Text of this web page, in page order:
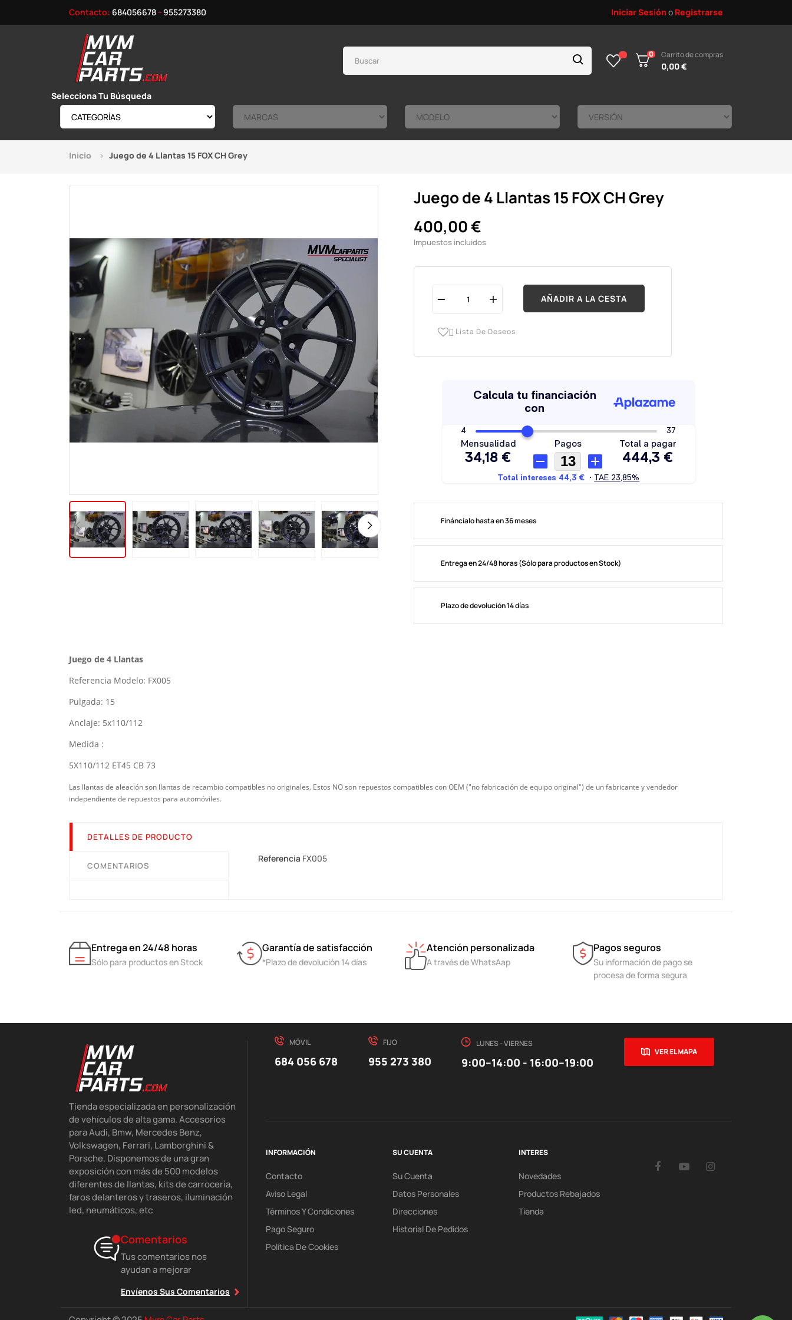
Contacto: 684056678- 955273380 Iniciar Sesión o Registrarse
0 Carrito de compras
0,00 €
Selecciona Tu Búsqueda
Inicio Juego de 4 Llantas 15 FOX CH Grey
Juego de 4 Llantas 15 FOX CH Grey
400,00 €
Impuestos incluidos
AÑADIR A LA CESTA
 Lista De Deseos
Fináncialo hasta en 36 meses
Entrega en 24/48 horas (Sólo para productos en Stock)
Plazo de devolución 14 días
Juego de 4 Llantas
Referencia Modelo: FX005
Pulgada: 15
Anclaje: 5x110/112
Medida :
5X110/112 ET45 CB 73
Las llantas de aleación son llantas de recambio compatibles no originales. Estos NO son repuestos compatibles con OEM ("no fabricación de equipo original") de un fabricante y vendedor
independiente de repuestos para automóviles.
DETALLES DE PRODUCTO
COMENTARIOS
Referencia FX005
Entrega en 24/48 horas
Sólo para productos en Stock
Garantía de satisfacción
*Plazo de devolución 14 días
Atención personalizada
A través de WhatsAap
Pagos seguros
Su información de pago se
procesa de forma segura
Tienda especializada en personalización
de vehículos de alta gama. Accesorios
para Audi, Bmw, Mercedes Benz,
Volkswagen, Ferrari, Lamborghini &
Porsche. Disponemos de una gran
exposición con más de 500 modelos
diferentes de llantas, kits de carrocería,
faros delanteros y traseros, iluminación
led, neumáticos, etc
Comentarios
Tus comentarios nos
ayudan a mejorar
Envíenos Sus Comentarios
MÓVIL
684 056 678
FIJO
955 273 380
LUNES - VIERNES
9:00–14:00 - 16:00–19:00
VER EL MAPA
INFORMACIÓN
Contacto
Aviso Legal
Términos Y Condiciones
Pago Seguro
Política De Cookies
SU CUENTA
Su Cuenta
Datos Personales
Direcciones
Historial De Pedidos
INTERES
Novedades
Productos Rebajados
Tienda
FacebookYouTube